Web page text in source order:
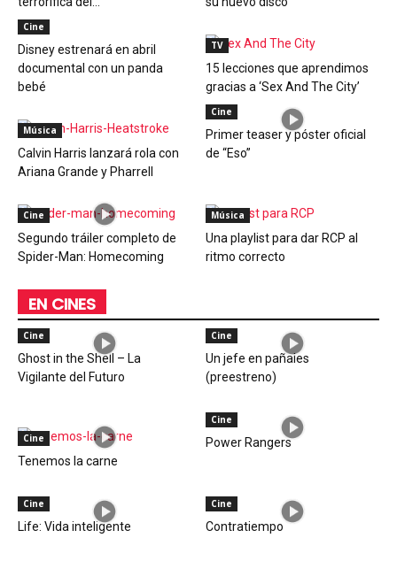
Cine
Disney estrenará en abril
documental con un panda
bebé
TV
15 lecciones que aprendimos
gracias a ‘Sex And The City’
Música
Calvin Harris lanzará rola con
Ariana Grande y Pharrell
Cine
Primer teaser y póster oficial
de “Eso”
Cine
Segundo tráiler completo de
Spider-Man: Homecoming
Música
Una playlist para dar RCP al
ritmo correcto
EN CINES
Cine
Ghost in the Shell – La
Vigilante del Futuro
Cine
Un jefe en pañales
(preestreno)
Cine
Tenemos la carne
Cine
Power Rangers
Cine
Life: Vida inteligente
Cine
Contratiempo